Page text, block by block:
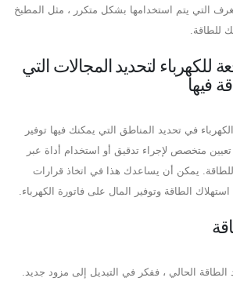
التي يتم استخدامها بشكل متكرر ، مثل المطبخ
للطاقة.
لتحديد المجالات التي
فيها
في تحديد المناطق التي يمكنك فيها توفير
متخصص لإجراء تدقيق أو استخدام أداة عبر
للطاقة. يمكن أن يساعدك هذا في اتخاذ قرارات
الطاقة وتوفير المال على فاتورة الكهرباء.
الحالي ، ففكر في التبديل إلى مزود جديد.